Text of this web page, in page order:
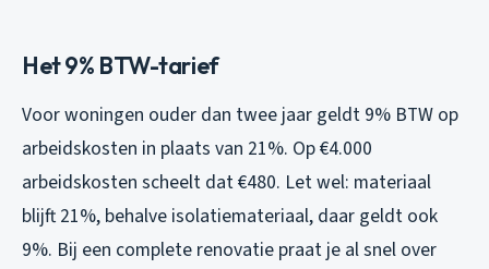
Het 9% BTW-tarief
Voor woningen ouder dan twee jaar geldt 9% BTW op
arbeidskosten in plaats van 21%. Op €4.000
arbeidskosten scheelt dat €480. Let wel: materiaal
blijft 21%, behalve isolatiemateriaal, daar geldt ook
9%. Bij een complete renovatie praat je al snel over